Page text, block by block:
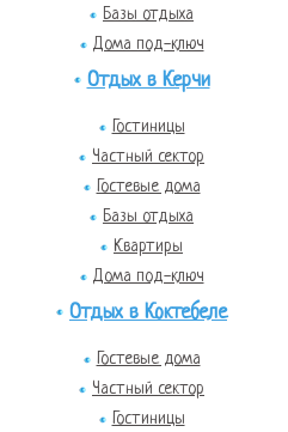
Базы отдыха
Дома под-ключ
Отдых в Керчи
Гостиницы
Частный сектор
Гостевые дома
Базы отдыха
Квартиры
Дома под-ключ
Отдых в Коктебеле
Гостевые дома
Частный сектор
Гостиницы